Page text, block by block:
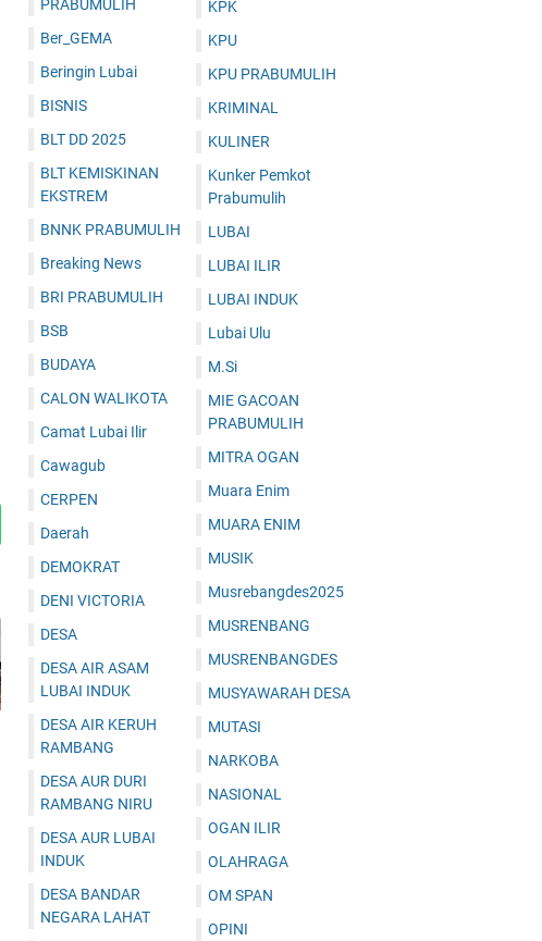
PRABUMULIH
Ber_GEMA
Beringin Lubai
BISNIS
BLT DD 2025
BLT KEMISKINAN
EKSTREM
BNNK PRABUMULIH
Breaking News
BRI PRABUMULIH
BSB
BUDAYA
CALON WALIKOTA
Camat Lubai Ilir
Cawagub
CERPEN
Daerah
DEMOKRAT
DENI VICTORIA
DESA
DESA AIR ASAM
LUBAI INDUK
DESA AIR KERUH
RAMBANG
DESA AUR DURI
RAMBANG NIRU
DESA AUR LUBAI
INDUK
DESA BANDAR
NEGARA LAHAT
KPK
KPU
KPU PRABUMULIH
KRIMINAL
KULINER
Kunker Pemkot
Prabumulih
LUBAI
LUBAI ILIR
LUBAI INDUK
Lubai Ulu
M.Si
MIE GACOAN
PRABUMULIH
MITRA OGAN
Muara Enim
MUARA ENIM
MUSIK
Musrebangdes2025
MUSRENBANG
MUSRENBANGDES
MUSYAWARAH DESA
MUTASI
NARKOBA
NASIONAL
OGAN ILIR
OLAHRAGA
OM SPAN
OPINI